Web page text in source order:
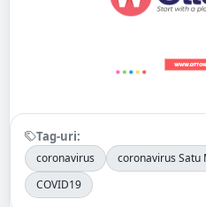
Tag-uri:
coronavirus coronavirus Satu
COVID19